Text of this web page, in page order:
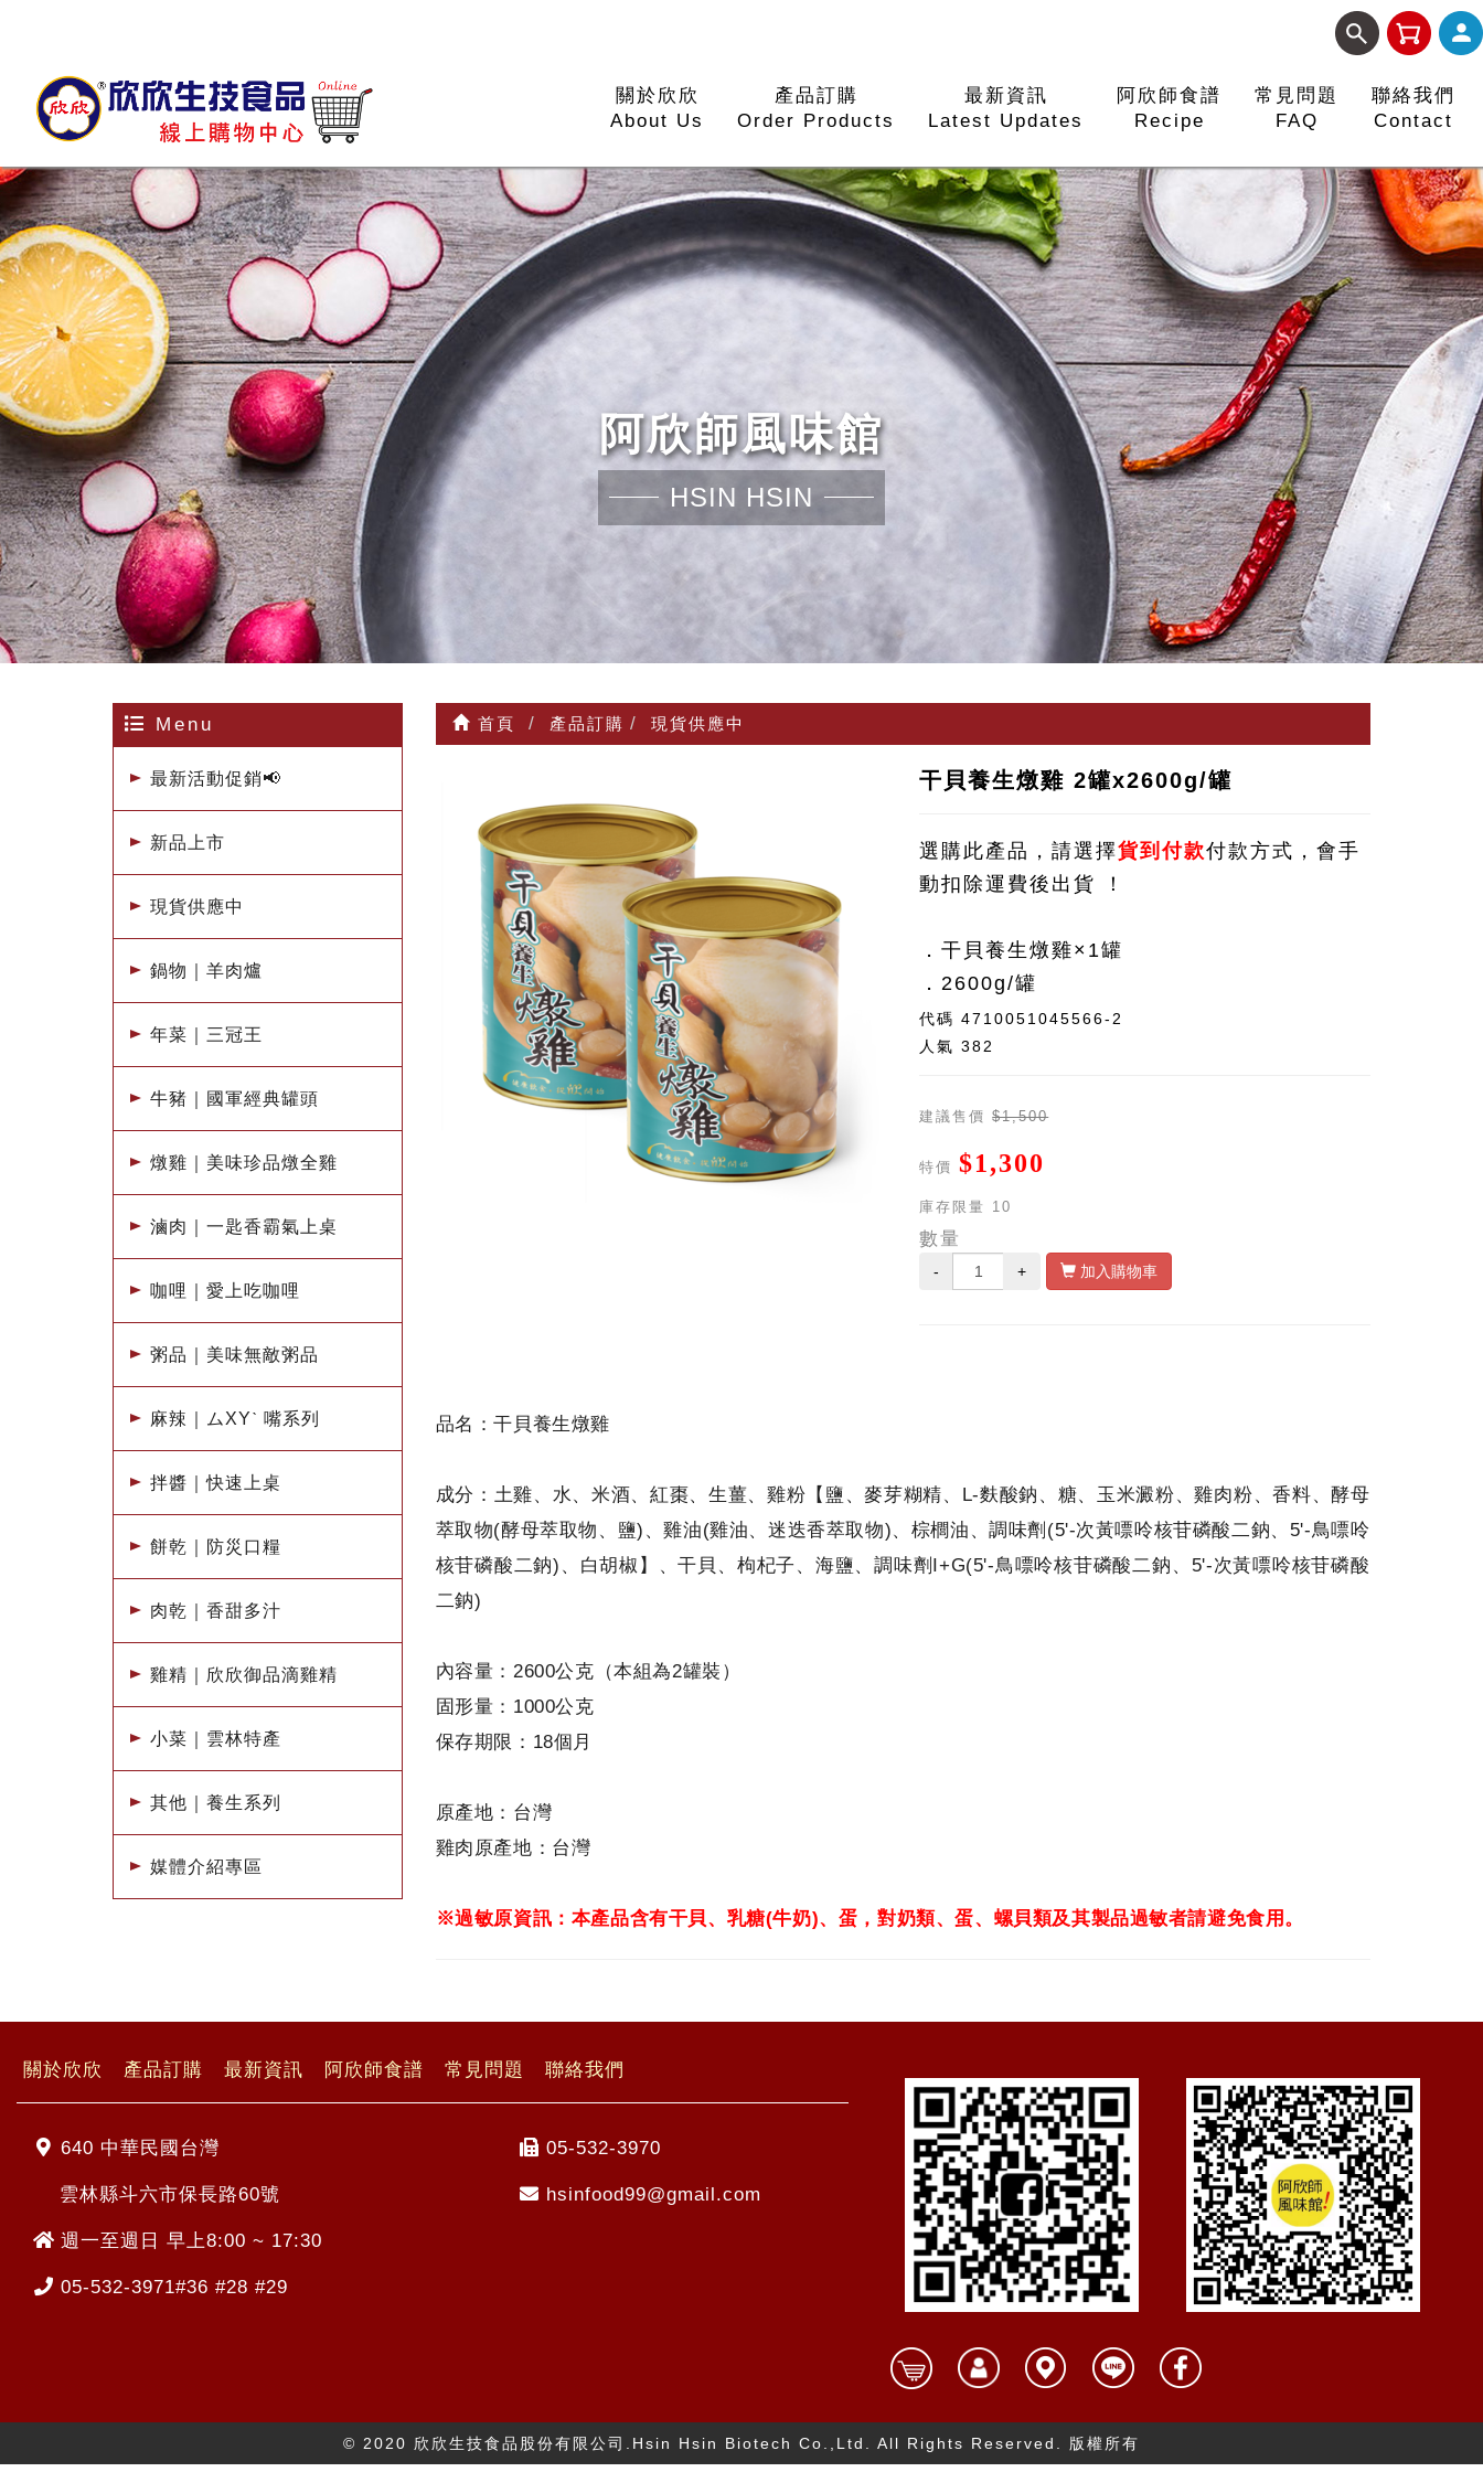
關於欣欣
About Us
產品訂購
Order Products
最新資訊
Latest Updates
阿欣師食譜
Recipe
常見問題
FAQ
聯絡我們
Contact
阿欣師風味館
HSIN HSIN
Menu
最新活動促銷📢
新品上市
現貨供應中
鍋物｜羊肉爐
年菜｜三冠王
牛豬｜國軍經典罐頭
燉雞｜美味珍品燉全雞
滷肉｜一匙香霸氣上桌
咖哩｜愛上吃咖哩
粥品｜美味無敵粥品
麻辣｜ムXYˋ 嘴系列
拌醬｜快速上桌
餅乾｜防災口糧
肉乾｜香甜多汁
雞精｜欣欣御品滴雞精
小菜｜雲林特產
其他｜養生系列
媒體介紹專區
首頁 產品訂購 現貨供應中
干貝養生燉雞 2罐x2600g/罐
選購此產品，請選擇貨到付款付款方式，會手
動扣除運費後出貨 ！
．干貝養生燉雞×1罐
．2600g/罐
代碼4710051045566-2
人氣382
建議售價 $1,500
特價 $1,300
庫存限量 10
數量
- + 加入購物車
品名：干貝養生燉雞
成分：土雞、水、米酒、紅棗、生薑、雞粉【鹽、麥芽糊精、L-麩酸鈉、糖、玉米澱粉、雞肉粉、香料、酵母
萃取物(酵母萃取物、鹽)、雞油(雞油、迷迭香萃取物)、棕櫚油、調味劑(5'-次黃嘌呤核苷磷酸二鈉、5'-鳥嘌呤
核苷磷酸二鈉)、白胡椒】、干貝、枸杞子、海鹽、調味劑I+G(5'-鳥嘌呤核苷磷酸二鈉、5'-次黃嘌呤核苷磷酸
二鈉)
內容量：2600公克（本組為2罐裝）
固形量：1000公克
保存期限：18個月
原產地：台灣
雞肉原產地：台灣
※過敏原資訊：本產品含有干貝、乳糖(牛奶)、蛋，對奶類、蛋、螺貝類及其製品過敏者請避免食用。
關於欣欣 產品訂購 最新資訊 阿欣師食譜 常見問題 聯絡我們
640 中華民國台灣
雲林縣斗六市保長路60號
週一至週日 早上8:00 ~ 17:30
05-532-3971#36 #28 #29
05-532-3970
hsinfood99@gmail.com
© 2020 欣欣生技食品股份有限公司. Hsin Hsin Biotech Co.,Ltd. All Rights Reserved. 版權所有